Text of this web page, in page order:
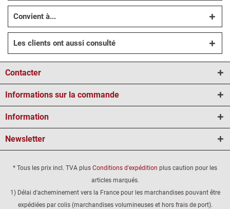
Convient à...
Les clients ont aussi consulté
Contacter
Informations sur la commande
Information
Newsletter
* Tous les prix incl. TVA plus Conditions d'expédition plus caution pour les
articles marqués.
1) Délai d'acheminement vers la France pour les marchandises pouvant être
expédiées par colis (marchandises volumineuses et hors frais de port).